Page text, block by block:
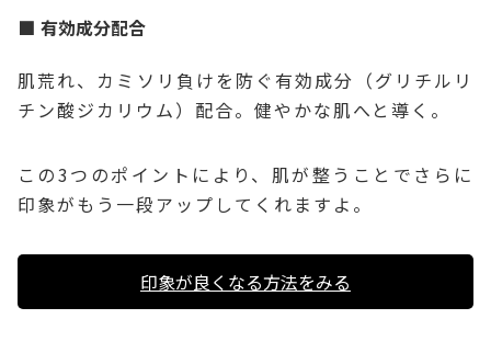
有効成分配合
肌荒れ、カミソリ負けを防ぐ有効成分（グリチルリ
チン酸ジカリウム）配合。健やかな肌へと導く。
この3つのポイントにより、肌が整うことでさらに
印象がもう一段アップしてくれますよ。
印象が良くなる方法をみる